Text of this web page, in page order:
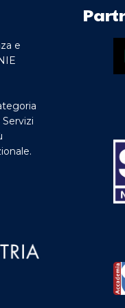
e